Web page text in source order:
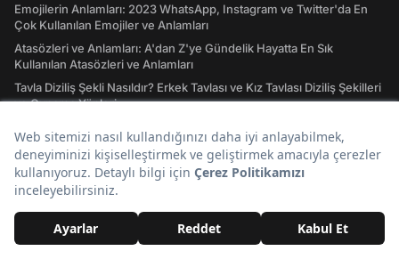
Emojilerin Anlamları: 2023 WhatsApp, Instagram ve Twitter'da En
Çok Kullanılan Emojiler ve Anlamları
Atasözleri ve Anlamları: A'dan Z'ye Gündelik Hayatta En Sık
Kullanılan Atasözleri ve Anlamları
Tavla Diziliş Şekli Nasıldır? Erkek Tavlası ve Kız Tavlası Diziliş Şekilleri
ve Oynama Yönleri
İle Tılsımlı Bir Dünyaya Giriş
Burç Uyumu Hesaplama Nedir? Burç Uyumu, Aşk Uyumu Nasıl
Hesaplanır?
Ders Çalışırken Dinlenecek Müzikler Nelerdir? Müziksiz
Çalışamayanlar Toplanın!